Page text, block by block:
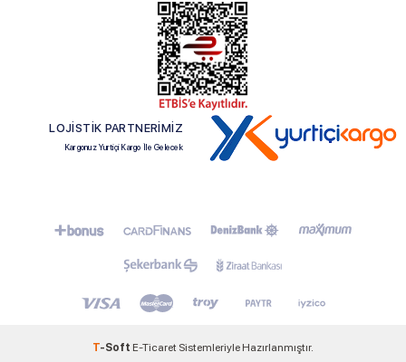
LOJİSTİK PARTNERİMİZ
Kargonuz Yurtiçi Kargo İle Gelecek
T-Soft E-Ticaret Sistemleriyle Hazırlanmıştır.